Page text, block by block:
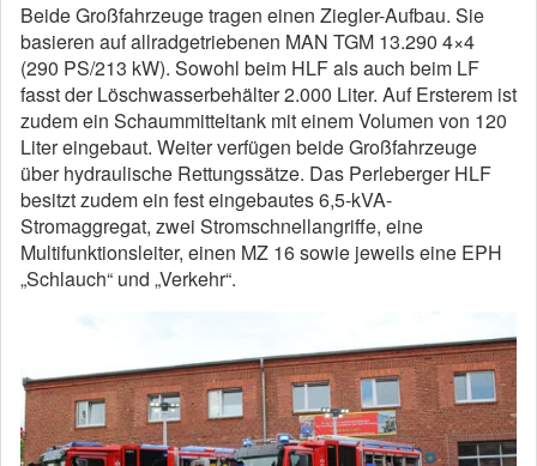
Beide Großfahrzeuge tragen einen Ziegler-Aufbau. Sie
basieren auf allradgetriebenen MAN TGM 13.290 4×4
(290 PS/213 kW). Sowohl beim HLF als auch beim LF
fasst der Löschwasserbehälter 2.000 Liter. Auf Ersterem ist
zudem ein Schaummitteltank mit einem Volumen von 120
Liter eingebaut. Weiter verfügen beide Großfahrzeuge
über hydraulische Rettungssätze. Das Perleberger HLF
besitzt zudem ein fest eingebautes 6,5-kVA-
Stromaggregat, zwei Stromschnellangriffe, eine
Multifunktionsleiter, einen MZ 16 sowie jeweils eine EPH
„Schlauch“ und „Verkehr“.